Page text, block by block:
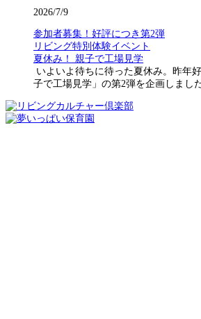
2026/7/9
参加者募集！好評につき第2弾
リビング特別体験イベント
夏休み！ 親子で工場見学
いよいよ待ちに待った夏休み。昨年
子で工場見学」の第2弾を企画しまし